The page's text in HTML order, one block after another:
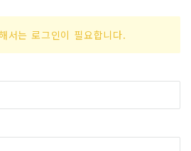
서는 로그인이 필요합니다.